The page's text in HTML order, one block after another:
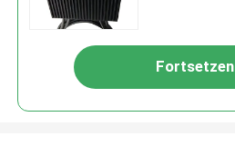
Fortsetzen